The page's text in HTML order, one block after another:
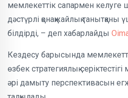
мемлекеттік сапармен келуге
дәстүрлі қонақжайлық
білдірді, – деп хабарлайды
Кездесу барысында
өзбек стратегиялық
әрі дамыту перспективасын